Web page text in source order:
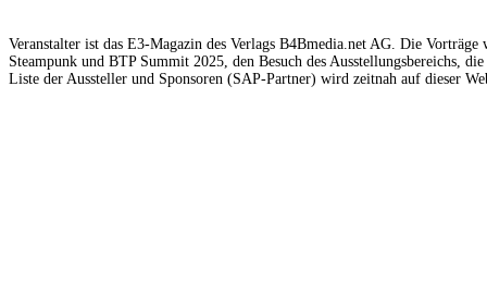
Veranstalter ist das E3-Magazin des Verlags B4Bmedia.net AG. Die
Steampunk und BTP Summit 2025, den Besuch des Ausstellungsbereichs,
Liste der Aussteller und Sponsoren (SAP-Partner) wird zeitnah auf dieser